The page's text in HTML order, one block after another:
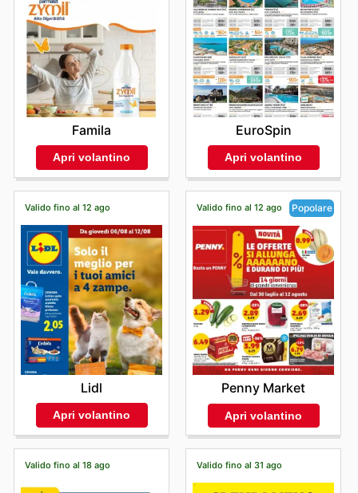
Famila
Apri volantino
EuroSpin
Apri volantino
Valido fino al 12 ago
Lidl
Apri volantino
Valido fino al 12 ago Popolare
Penny Market
Apri volantino
Valido fino al 18 ago Valido fino al 31 ago